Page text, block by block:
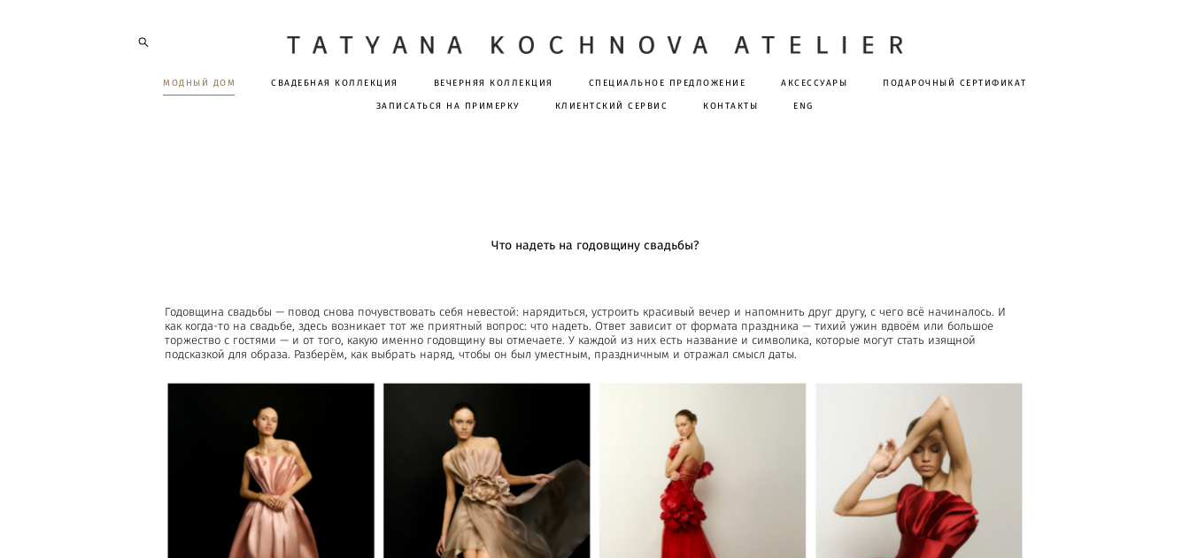
МОДНЫЙ ДОМ СВАДЕБНАЯ КОЛЛЕКЦИЯ ВЕЧЕРНЯЯ КОЛЛЕКЦИЯ СПЕЦИАЛЬНОЕ ПРЕДЛОЖЕНИЕ АКСЕССУАРЫ ПОДАРОЧНЫЙ СЕРТИФИКАТ
ЗАПИСАТЬСЯ НА ПРИМЕРКУ КЛИЕНТСКИЙ СЕРВИС КОНТАКТЫ ENG
Что надеть на годовщину свадьбы?
Годовщина свадьбы — повод снова почувствовать себя невестой: нарядиться, устроить красивый вечер и напомнить друг другу, с чего всё начиналось. И
как когда-то на свадьбе, здесь возникает тот же приятный вопрос: что надеть. Ответ зависит от формата праздника — тихий ужин вдвоём или большое
торжество с гостями — и от того, какую именно годовщину вы отмечаете. У каждой из них есть название и символика, которые могут стать изящной
подсказкой для образа. Разберём, как выбрать наряд, чтобы он был уместным, праздничным и отражал смысл даты.